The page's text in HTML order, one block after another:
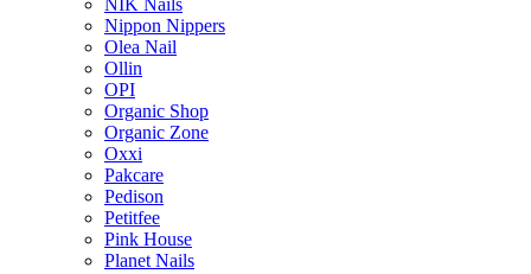
NIK Nails
Nippon Nippers
Olea Nail
Ollin
OPI
Organic Shop
Organic Zone
Oxxi
Pakcare
Pedison
Petitfee
Pink House
Planet Nails